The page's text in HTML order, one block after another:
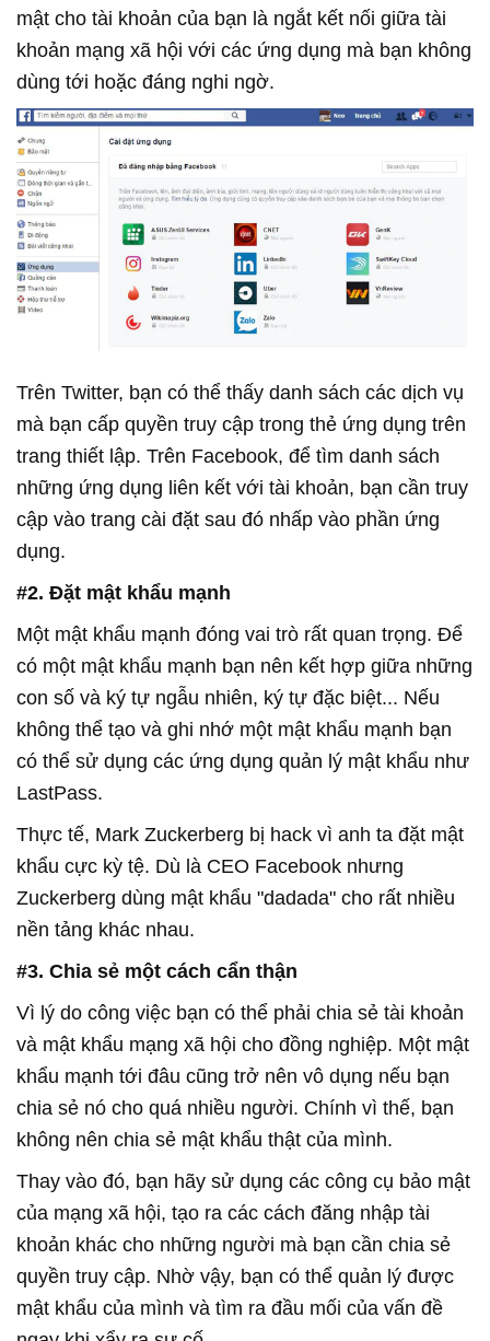
mật cho tài khoản của bạn là ngắt kết nối giữa tài
khoản mạng xã hội với các ứng dụng mà bạn không
dùng tới hoặc đáng nghi ngờ.
Trên Twitter, bạn có thể thấy danh sách các dịch vụ
mà bạn cấp quyền truy cập trong thẻ ứng dụng trên
trang thiết lập. Trên Facebook, để tìm danh sách
những ứng dụng liên kết với tài khoản, bạn cần truy
cập vào trang cài đặt sau đó nhấp vào phần ứng
dụng.
#2. Đặt mật khẩu mạnh
Một mật khẩu mạnh đóng vai trò rất quan trọng. Để
có một mật khẩu mạnh bạn nên kết hợp giữa những
con số và ký tự ngẫu nhiên, ký tự đặc biệt... Nếu
không thể tạo và ghi nhớ một mật khẩu mạnh bạn
có thể sử dụng các ứng dụng quản lý mật khẩu như
LastPass.
Thực tế, Mark Zuckerberg bị hack vì anh ta đặt mật
khẩu cực kỳ tệ. Dù là CEO Facebook nhưng
Zuckerberg dùng mật khẩu "dadada" cho rất nhiều
nền tảng khác nhau.
#3. Chia sẻ một cách cẩn thận
Vì lý do công việc bạn có thể phải chia sẻ tài khoản
và mật khẩu mạng xã hội cho đồng nghiệp. Một mật
khẩu mạnh tới đâu cũng trở nên vô dụng nếu bạn
chia sẻ nó cho quá nhiều người. Chính vì thế, bạn
không nên chia sẻ mật khẩu thật của mình.
Thay vào đó, bạn hãy sử dụng các công cụ bảo mật
của mạng xã hội, tạo ra các cách đăng nhập tài
khoản khác cho những người mà bạn cần chia sẻ
quyền truy cập. Nhờ vậy, bạn có thể quản lý được
mật khẩu của mình và tìm ra đầu mối của vấn đề